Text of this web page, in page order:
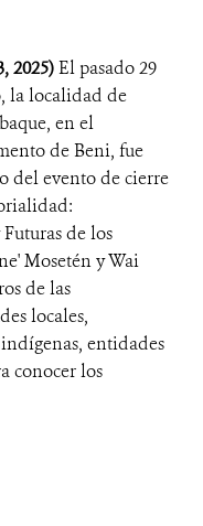
2025)El pasado 29
la localidad de
en el
de Beni, fue
del evento de cierre
Futuras de los
Mosetén y Wai
de las
locales,
entidades
conocer los